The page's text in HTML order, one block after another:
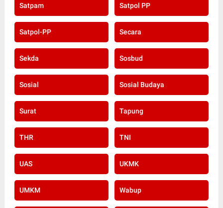
Satpam Satpol PP
Satpol-PP Secara
Sekda Sosbud
Sosial Sosial Budaya
Surat Tapung
THR TNI
UAS UKMK
UMKM Wabup